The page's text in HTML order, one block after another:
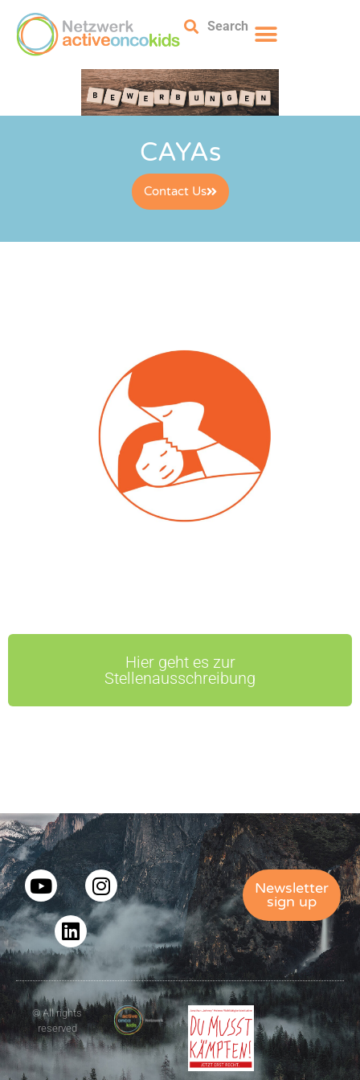
Search
CAYAs
Contact Us
Hier geht es zur
Stellenausschreibung
Newsletter
sign up
© All rights
reserved